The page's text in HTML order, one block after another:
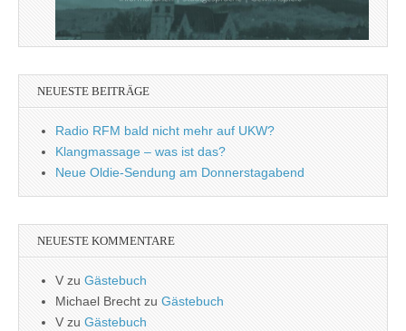
NEUESTE BEITRÄGE
Radio RFM bald nicht mehr auf UKW?
Klangmassage – was ist das?
Neue Oldie-Sendung am Donnerstagabend
NEUESTE KOMMENTARE
V zu Gästebuch
Michael Brecht zu Gästebuch
Vzu Gästebuch